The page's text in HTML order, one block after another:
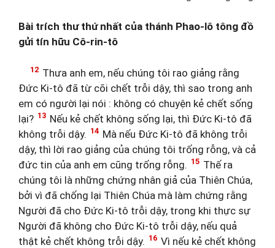
Bài trích thư thứ nhất của thánh Phao-lô tông đồ
gửi tín hữu Cô-rin-tô
12 Thưa anh em, nếu chúng tôi rao giảng rằng
Đức Ki-tô đã từ cõi chết trỗi dậy, thì sao trong anh
em có người lại nói : không có chuyện kẻ chết sống
lại? 13 Nếu kẻ chết không sống lại, thì Đức Ki-tô đã
không trỗi dậy. 14 Mà nếu Đức Ki-tô đã không trỗi
dậy, thì lời rao giảng của chúng tôi trống rỗng, và cả
đức tin của anh em cũng trống rỗng. 15 Thế ra
chúng tôi là những chứng nhân giả của Thiên Chúa,
bởi vì đã chống lại Thiên Chúa mà làm chứng rằng
Người đã cho Đức Ki-tô trỗi dậy, trong khi thực sự
Người đã không cho Đức Ki-tô trỗi dậy, nếu quả
thật kẻ chết không trỗi dậy. 16 Vì nếu kẻ chết không